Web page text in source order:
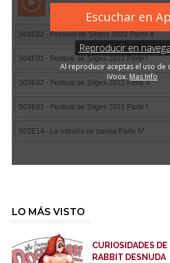
LO MÁS VISTO
CURIOSIDADES
RABBIT DESNUDA